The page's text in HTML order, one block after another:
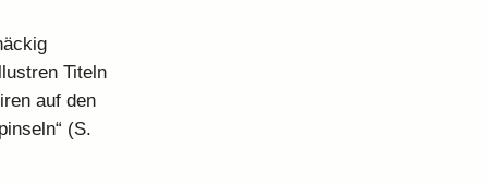
Titeln
auf den
(S.